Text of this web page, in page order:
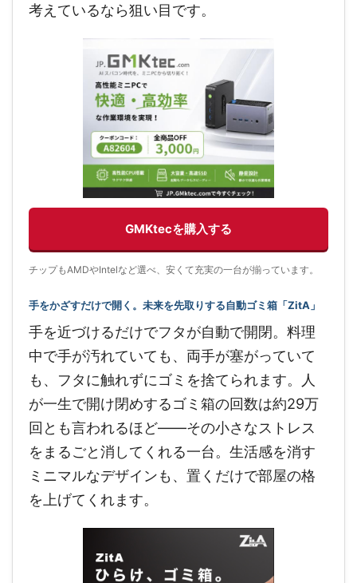
考えているなら狙い目です。
GMKtecを購入する
チップもAMDやIntelなど選べ、安くて充実の一台が揃っています。
手をかざすだけで開く。未来を先取りする自動ゴミ箱「ZitA」
手を近づけるだけでフタが自動で開閉。料理
中で手が汚れていても、両手が塞がっていて
も、フタに触れずにゴミを捨てられます。人
が一生で開け閉めするゴミ箱の回数は約29万
回とも言われるほど——その小さなストレス
をまるごと消してくれる一台。生活感を消す
ミニマルなデザインも、置くだけで部屋の格
を上げてくれます。